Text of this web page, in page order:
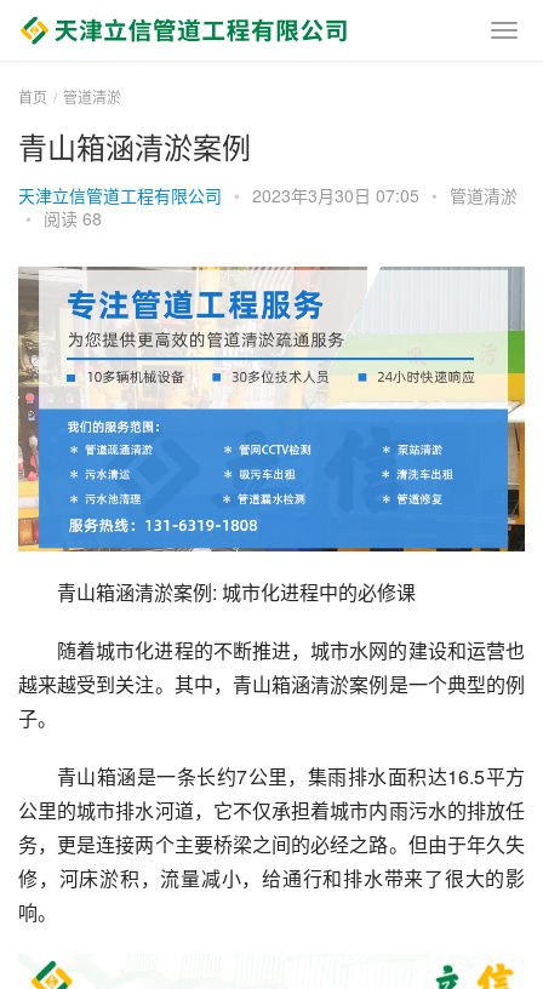
首页 管道清淤
青山箱涵清淤案例
天津立信管道工程有限公司 • 2023年3月30日 07:05 • 管道清淤
• 阅读 68
青山箱涵清淤案例: 城市化进程中的必修课
随着城市化进程的不断推进，城市水网的建设和运营也
越来越受到关注。其中，青山箱涵清淤案例是一个典型的例
子。
青山箱涵是一条长约7公里，集雨排水面积达16.5平方
公里的城市排水河道，它不仅承担着城市内雨污水的排放任
务，更是连接两个主要桥梁之间的必经之路。但由于年久失
修，河床淤积，流量减小，给通行和排水带来了很大的影
响。